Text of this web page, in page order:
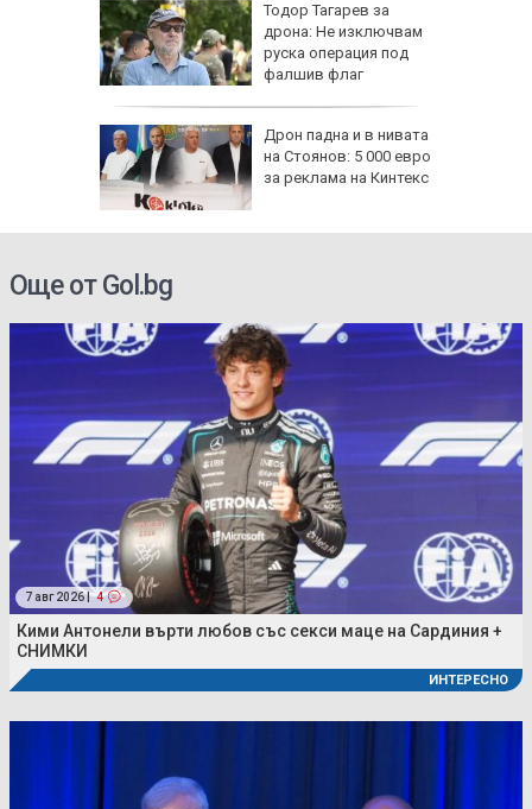
Тодор Тагарев за
дрона: Не изключвам
руска операция под
фалшив флаг
Дрон падна и в нивата
на Стоянов: 5 000 евро
за реклама на Кинтекс
Още от Gol.bg
7 авг 2026 | 4
Кими Антонели върти любов със секси маце на Сардиния +
СНИМКИ
ИНТЕРЕСНО